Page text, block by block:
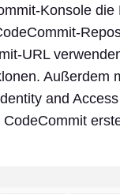
Konsole die
URL
Außerdem
and